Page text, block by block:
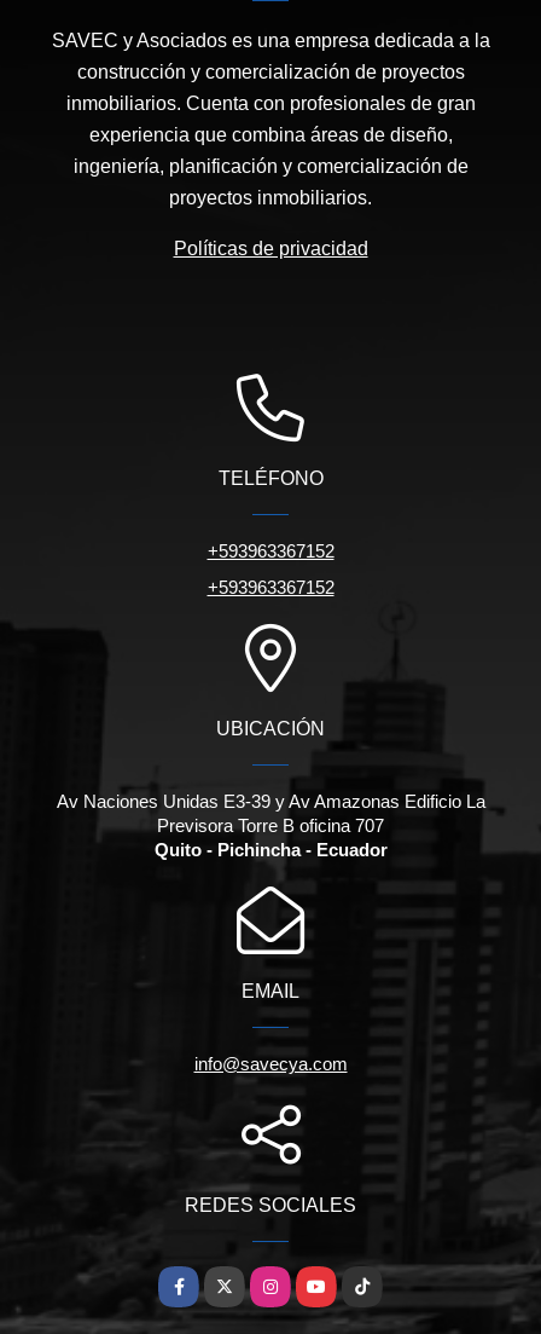
SAVEC y Asociados es una empresa dedicada a la
construcción y comercialización de proyectos
inmobiliarios. Cuenta con profesionales de gran
experiencia que combina áreas de diseño,
ingeniería, planificación y comercialización de
proyectos inmobiliarios.
Políticas de privacidad
TELÉFONO
+593963367152
+593963367152
UBICACIÓN
Av Naciones Unidas E3-39 y Av Amazonas Edificio La
Previsora Torre B oficina 707
Quito - Pichincha - Ecuador
EMAIL
info@savecya.com
REDES SOCIALES
Facebook
X InstagramYouTubeTikTok